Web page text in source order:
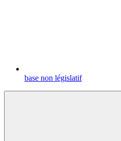
base non législatif